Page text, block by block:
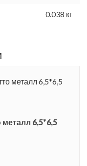
0.038 кг
металл 6,5*6,5